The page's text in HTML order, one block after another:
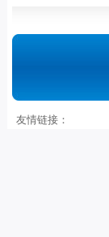
友情链接：